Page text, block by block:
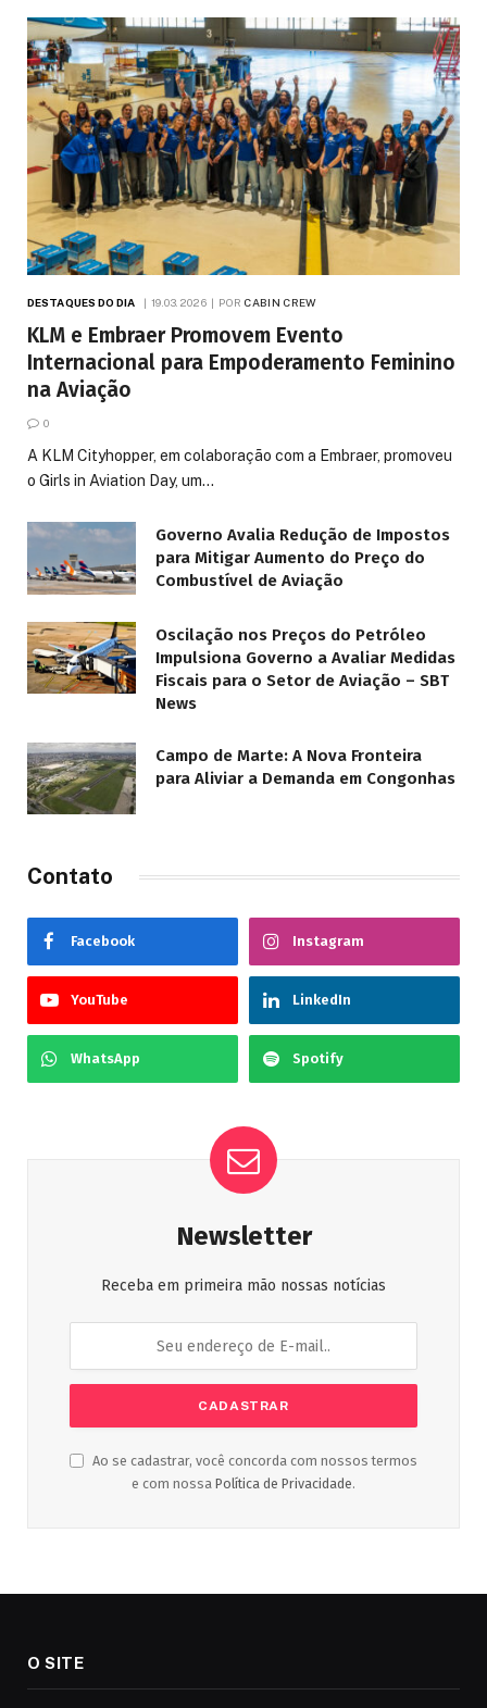
DESTAQUES DO DIA 19.03.2026 POR CABIN CREW
KLM e Embraer Promovem Evento
Internacional para Empoderamento Feminino
na Aviação
0
A KLM Cityhopper, em colaboração com a Embraer, promoveu
o Girls in Aviation Day, um…
Governo Avalia Redução de Impostos
para Mitigar Aumento do Preço do
Combustível de Aviação
Oscilação nos Preços do Petróleo
Impulsiona Governo a Avaliar Medidas
Fiscais para o Setor de Aviação – SBT
News
Campo de Marte: A Nova Fronteira
para Aliviar a Demanda em Congonhas
Contato
Facebook Instagram
YouTube LinkedIn
WhatsApp Spotify
Newsletter
Receba em primeira mão nossas notícias
Ao se cadastrar, você concorda com nossos termos
e com nossa Política de Privacidade.
O SITE